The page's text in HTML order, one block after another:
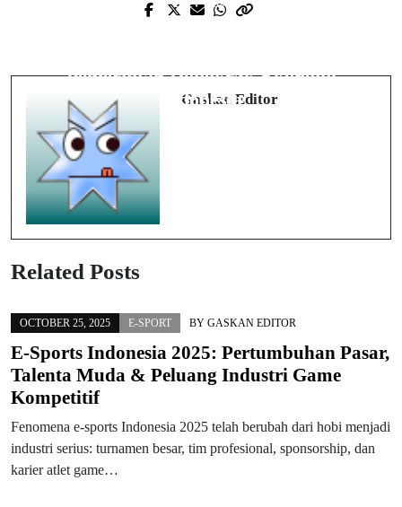
Pengembangan Ekowisata
Pemerintah Dongkrak Ekonomi
Indonesia
Gaskan Editor
Related Posts
OCTOBER 25, 2025 E-SPORT BY GASKAN EDITOR
E-Sports Indonesia 2025: Pertumbuhan Pasar,
Talenta Muda & Peluang Industri Game
Kompetitif
Fenomena e-sports Indonesia 2025 telah berubah dari hobi menjadi
industri serius: turnamen besar, tim profesional, sponsorship, dan
karier atlet game…